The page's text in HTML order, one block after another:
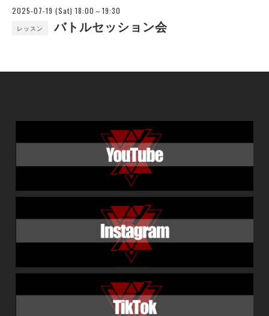
2025-07-19 (Sat) 18:00～19:30
レッスン バトルセッション会